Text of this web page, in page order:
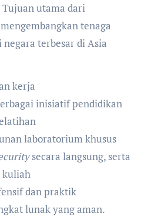
Tujuan utama dari
tenaga
terbesar di Asia
kerja
inisiatif pendidikan
laboratorium khusus
secara langsung, serta
kuliah
dan praktik
lunak yang aman.